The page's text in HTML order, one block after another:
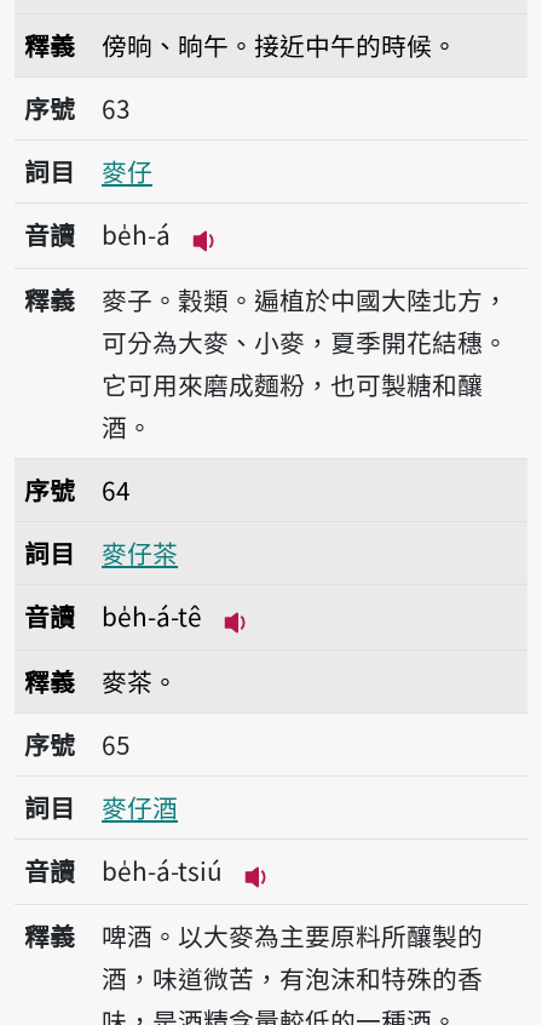
釋義
傍晌、晌午。接近中午的時候。
序號63麥仔
序號
63
詞目
麥仔
音讀
be̍h-á
播放音讀be̍h-á
釋義
麥子。穀類。遍植於中國大陸北方，
可分為大麥、小麥，夏季開花結穗。
它可用來磨成麵粉，也可製糖和釀
酒。
序號64麥仔茶
序號
64
詞目
麥仔茶
音讀
be̍h-á-tê
釋義
麥茶。
序號65麥仔酒
序號
65
詞目
麥仔酒
音讀
be̍h-á-tsiú
播放音讀be̍h-á-tsiú
釋義
啤酒。以大麥為主要原料所釀製的
酒，味道微苦，有泡沫和特殊的香